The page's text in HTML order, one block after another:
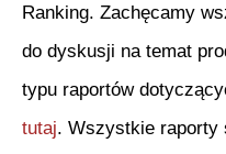
Ranking. Zachęcamy
do dyskusji na temat
typu raportów
tutaj. Wszystkie raporty